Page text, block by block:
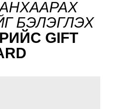
БЭЛЭГЛЭХ
GIFT